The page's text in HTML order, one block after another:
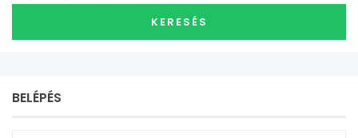
KERESÉS
BELÉPÉS